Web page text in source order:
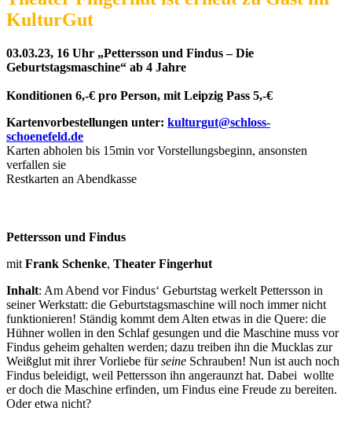
KulturGut
03.03.23, 16 Uhr „Pettersson und Findus – Die
Geburtstagsmaschine“ ab 4 Jahre
Konditionen 6,-€ pro Person, mit Leipzig Pass 5,-€
Kartenvorbestellungen unter: kulturgut@schloss-
schoenefeld.de
Karten abholen bis 15min vor Vorstellungsbeginn, ansonsten
verfallen sie
Restkarten an Abendkasse
Pettersson und Findus
mit Frank Schenke, Theater Fingerhut
Inhalt: Am Abend vor Findus‘ Geburtstag werkelt Pettersson in
seiner Werkstatt: die Geburtstagsmaschine will noch immer nicht
funktionieren! Ständig kommt dem Alten etwas in die Quere: die
Hühner wollen in den Schlaf gesungen und die Maschine muss vor
Findus geheim gehalten werden; dazu treiben ihn die Mucklas zur
Weißglut mit ihrer Vorliebe fürseine Schrauben! Nun ist auch noch
Findus beleidigt, weil Pettersson ihn angeraunzt hat. Dabei wollte
er doch die Maschine erfinden, um Findus eine Freude zu bereiten.
Oder etwa nicht?